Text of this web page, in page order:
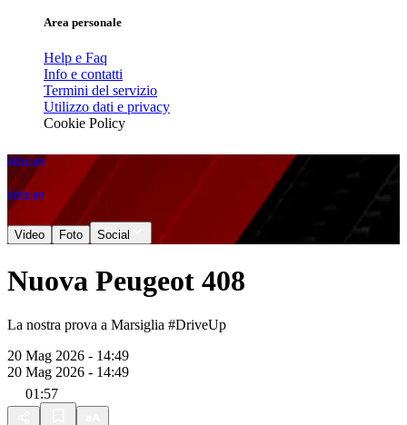
Area personale
Help e Faq
Info e contatti
Termini del servizio
Utilizzo dati e privacy
Cookie Policy
drive up
drive up
Video Foto Social
Nuova Peugeot 408
La nostra prova a Marsiglia #DriveUp
20 Mag 2026 - 14:49
20 Mag 2026 - 14:49
01:57